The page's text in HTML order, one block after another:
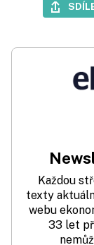
Každou
texty
webu
33 let